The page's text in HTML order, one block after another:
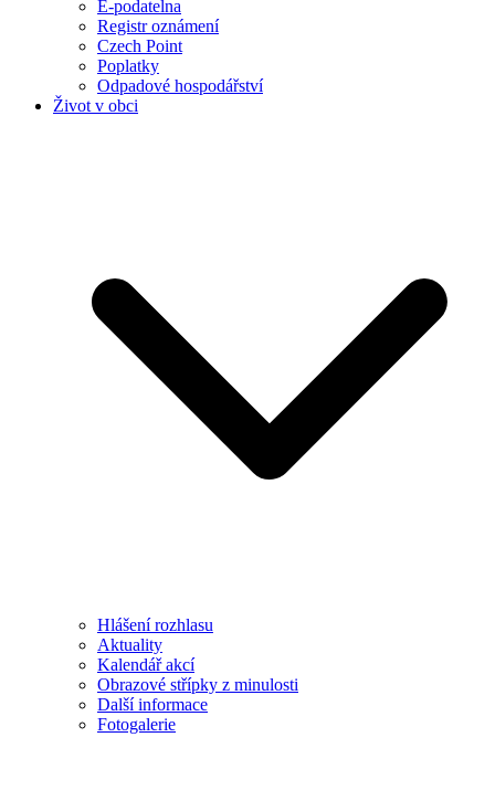
E-podatelna
Registr oznámení
Czech Point
Poplatky
Odpadové hospodářství
Život v obci
Hlášení rozhlasu
Aktuality
Kalendář akcí
Obrazové střípky z minulosti
Další informace
Fotogalerie